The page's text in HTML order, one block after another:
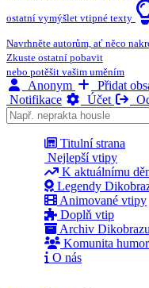
ostatní vymýšlet vtipné texty
Navrhněte autorům, ať něco
Zkuste ostatní pobavit
nebo potěšit vašim uměním
Anonym Přidat
Notifikace
Účet
Titulní strana
Nejlepší vtipy
K aktuálnímu
Legendy
Animované vtipy
Doplň vtip
Archiv Dikobrazu
Komunita
O nás